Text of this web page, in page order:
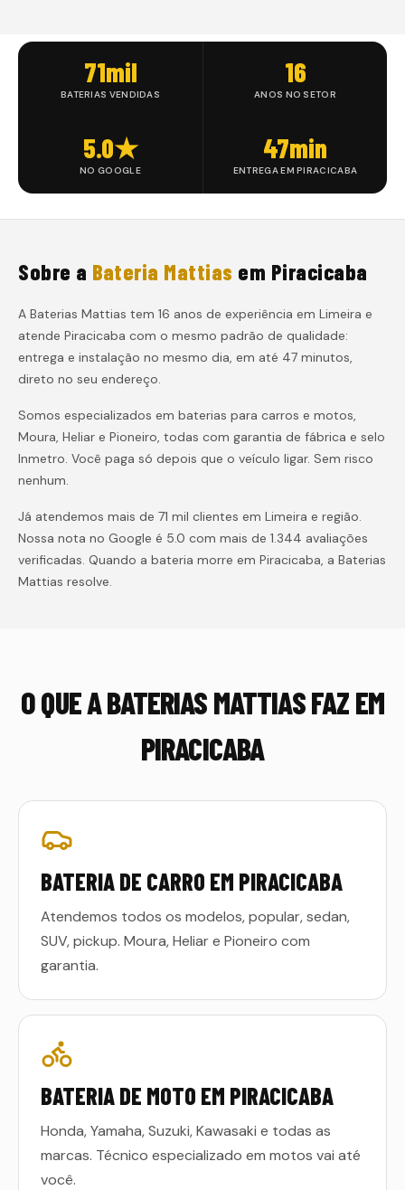
71mil
BATERIAS VENDIDAS
16
ANOS NO SETOR
5.0★
NO GOOGLE
47min
ENTREGA EM PIRACICABA
Sobre a Bateria Mattias em Piracicaba
A Baterias Mattias tem 16 anos de experiência em Limeira e
atende Piracicaba com o mesmo padrão de qualidade:
entrega e instalação no mesmo dia, em até 47 minutos,
direto no seu endereço.
Somos especializados em baterias para carros e motos,
Moura, Heliar e Pioneiro, todas com garantia de fábrica e selo
Inmetro. Você paga só depois que o veículo ligar. Sem risco
nenhum.
Já atendemos mais de 71 mil clientes em Limeira e região.
Nossa nota no Google é 5.0 com mais de 1.344 avaliações
verificadas. Quando a bateria morre em Piracicaba, a Baterias
Mattias resolve.
O QUE A BATERIAS MATTIAS FAZ EM
PIRACICABA
BATERIA DE CARRO EM PIRACICABA
Atendemos todos os modelos, popular, sedan,
SUV, pickup. Moura, Heliar e Pioneiro com
garantia.
BATERIA DE MOTO EM PIRACICABA
Honda, Yamaha, Suzuki, Kawasaki e todas as
marcas. Técnico especializado em motos vai até
você.